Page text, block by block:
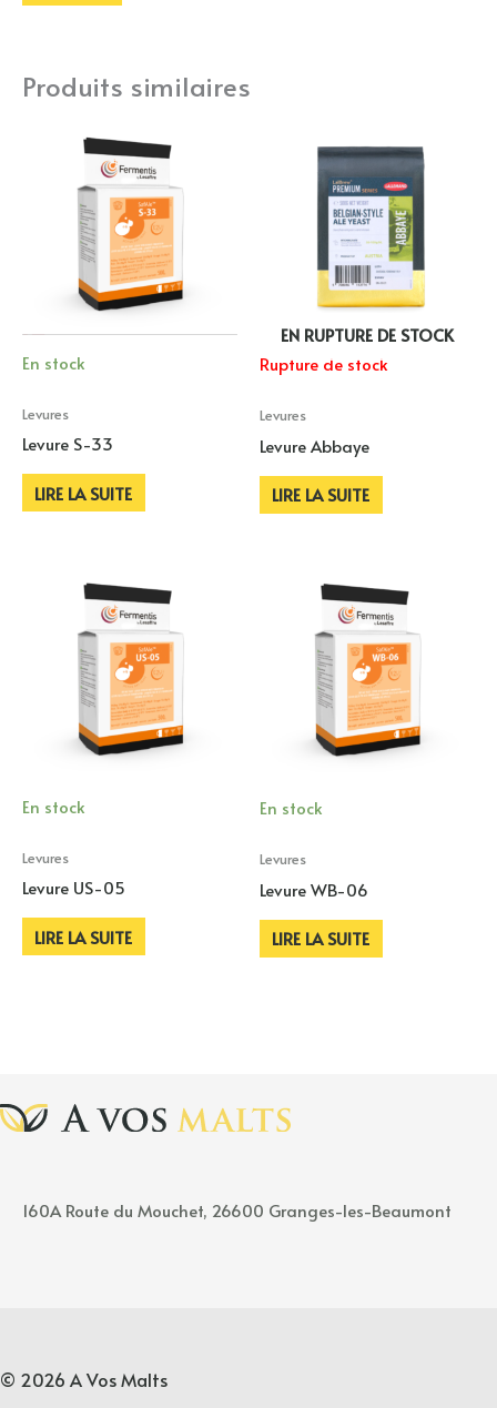
Produits similaires
En stock
Levures
Levure S-33
LIRE LA SUITE
EN RUPTURE DE STOCK
Rupture de stock
Levures
Levure Abbaye
LIRE LA SUITE
En stock
Levures
Levure US-05
LIRE LA SUITE
En stock
Levures
Levure WB-06
LIRE LA SUITE
160A Route du Mouchet, 26600 Granges-les-Beaumont
© 2026 A Vos Malts